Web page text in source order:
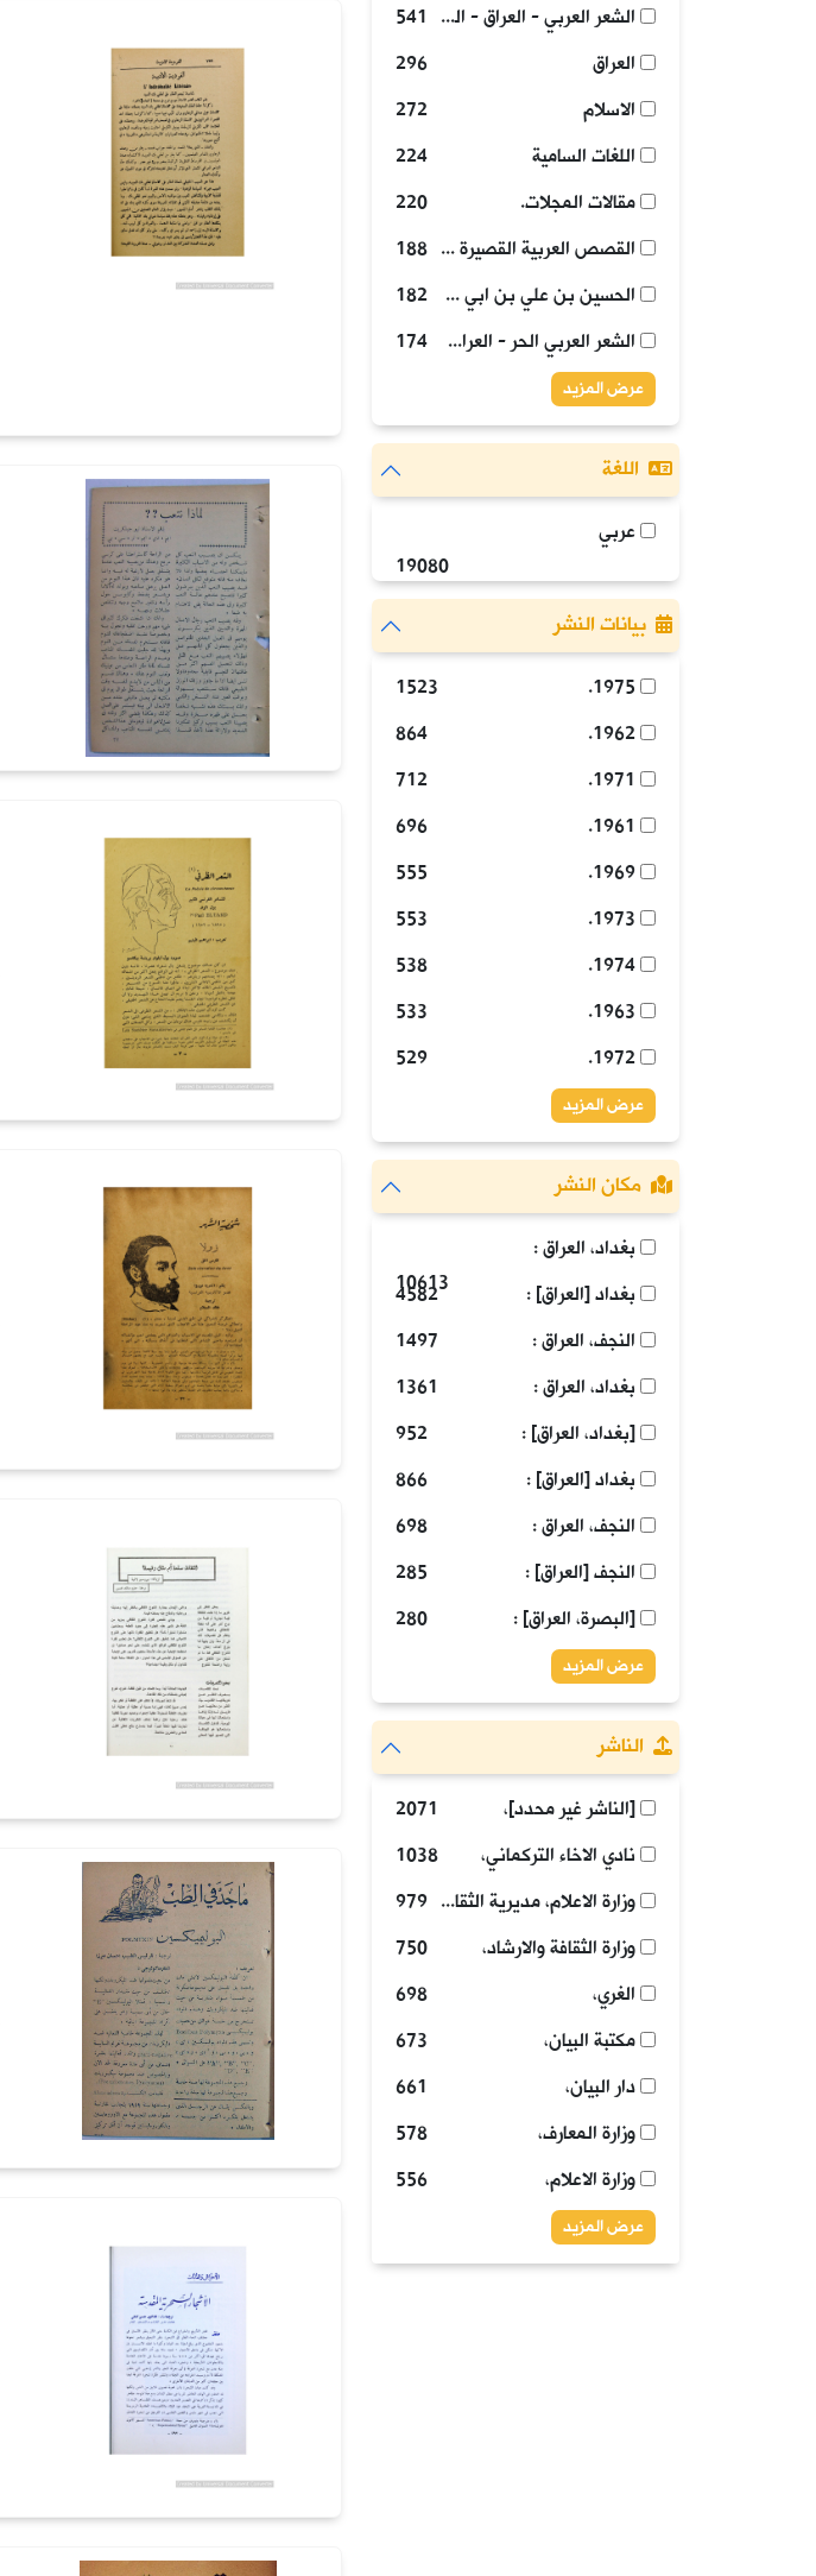
الشعر العربي - العراق - القرن 20 - مقالات. 541
العراق
296
الاسلام
272
اللغات السامية
224
مقالات المجلات.
220
القصص العربية القصيرة - العراق - القرن 20 - مقالات. 188
الحسين بن علي بن ابي طالب (عليه السلام)، - الامام، - 4-61 هجري - مقالات. 182
الشعر العربي الحر - العراق - القرن 20 - مقالات.
174
عرض المزيد
عربي
19080
1975.
1523
1962.
864
1971.
712
1961.
696
1969.
555
1973.
553
1974.
538
1963.
533
1972.
529
عرض المزيد
بغداد، العراق :
10613
بغداد [العراق] :
4582
النجف، العراق :
1497
بغداد، العراق :
1361
[بغداد، العراق] :
952
بغداد [العراق] :
866
النجف، العراق :
698
النجف [العراق] :
285
[البصرة، العراق] :
280
عرض المزيد
[الناشر غير محدد]،
2071
نادي الاخاء التركماني،
1038
وزارة الاعلام، مديرية الثقافة العامة، 979
وزارة الثقافة والارشاد،
750
الغري،
698
مكتبة البيان،
673
دار البيان،
661
وزارة المعارف،
578
وزارة الاعلام،
556
عرض المزيد